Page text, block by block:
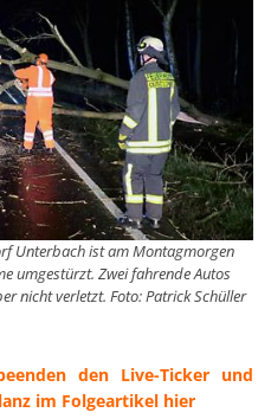
Unterbach ist am Montagmorgen
umgestürzt. Zwei fahrende Autos
nicht verletzt. Foto: Patrick Schüller
den Live-Ticker und
im Folgeartikel hier